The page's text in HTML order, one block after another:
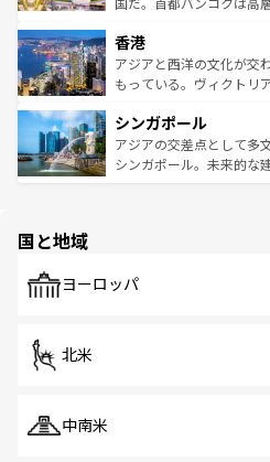
とつ。フォーやバインミ
ひ現地で味わいたい。ど
が旅行者を迎えてくれる
参照してほしい。
の活気が交差している。
帯で自然と触れ合い、南
いビーチでリゾート気分
激する。気候は一年中温
が待っている。親しみや
た文化、そして多様な観
香港
アジアと西洋の文化が交
もっている。ヴィクトリ
み、どこを訪れても感動
ており、効率よく見どこ
うな絶景から文化的な体
シンガポール
アジアの交差点として多
シンガポール。未来的な
で、ホーカーズは地元の
国と地域
ヨーロッパ
北米
中南米